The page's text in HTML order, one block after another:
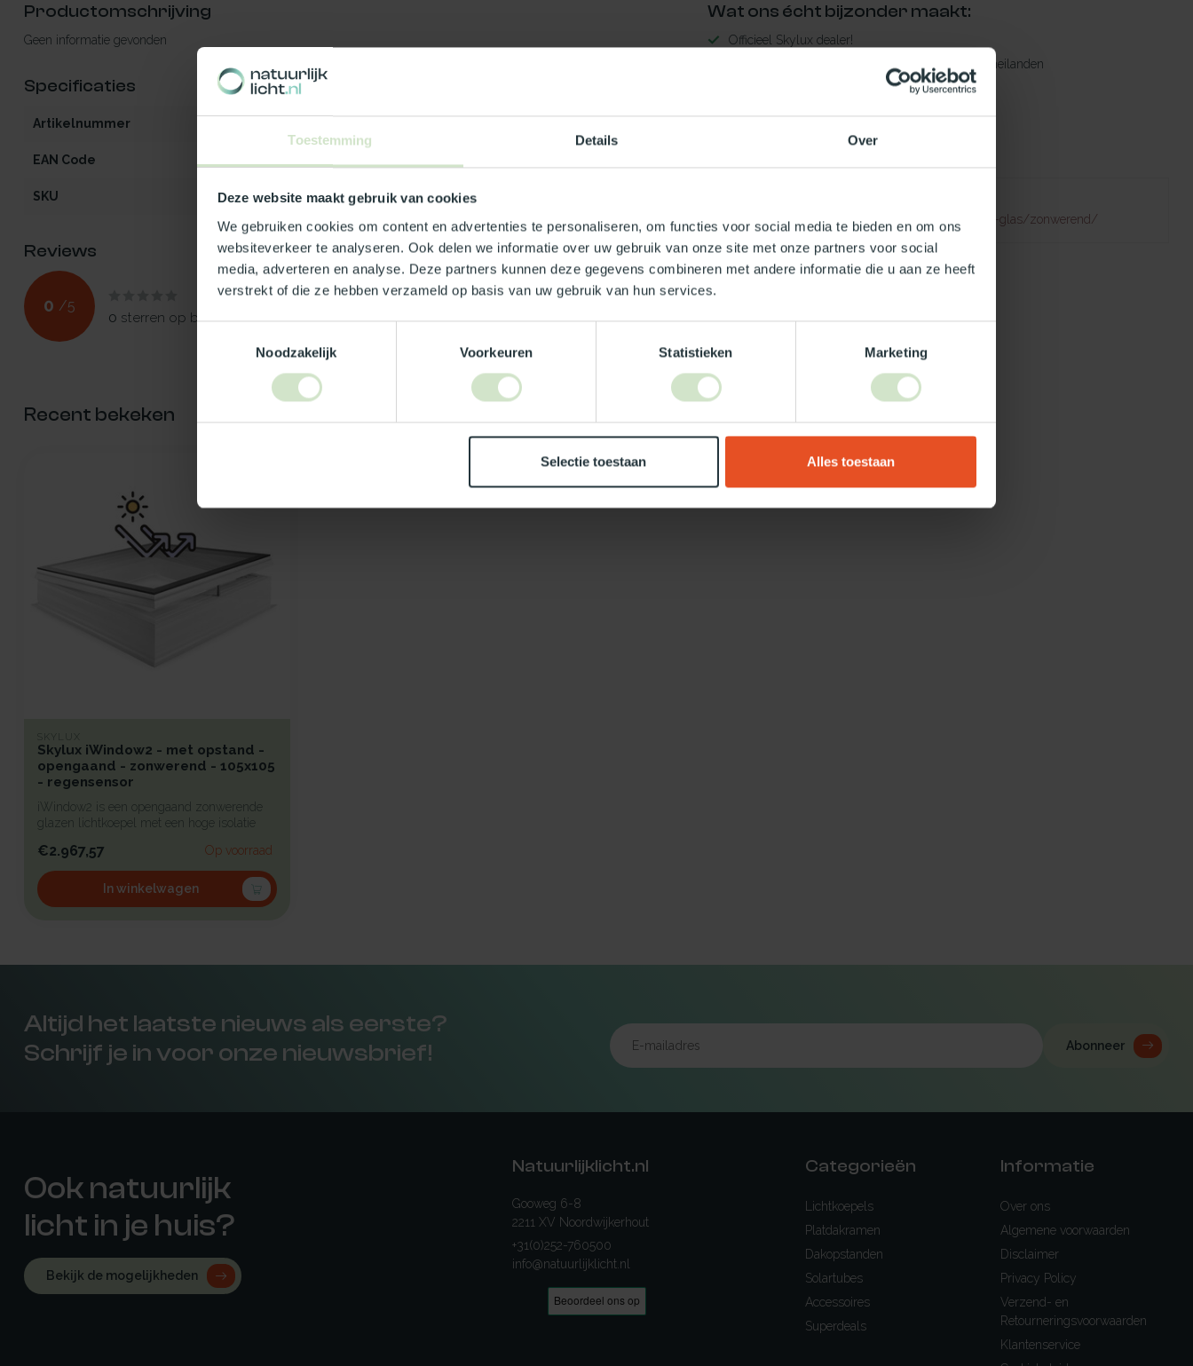
Toestemming Details Over
Deze website maakt gebruik van cookies
We gebruiken cookies om content en advertenties te personaliseren, om functies voor social media te bieden en om ons
websiteverkeer te analyseren. Ook delen we informatie over uw gebruik van onze site met onze partners voor social
media, adverteren en analyse. Deze partners kunnen deze gegevens combineren met andere informatie die u aan ze heeft
verstrekt of die ze hebben verzameld op basis van uw gebruik van hun services.
Noodzakelijk
Voorkeuren Statistieken Marketing
Selectie toestaan Alles toestaan
Productomschrijving
Geen informatie gevonden
Specificaties
Artikelnummer
EAN Code
SKU 100843
Reviews
0 /5
0 sterren op basis van0beoordelingen
Wat ons écht bijzonder maakt:
Officieel Skylux dealer!
Gratis bezorging in Nederland, m.u.v. de Waddeneilanden
https://www.natuurlijklicht.nl/platdakramen/type-glas/zonwerend/
Recent bekeken
SKYLUX
Skylux iWindow2 - met opstand -
opengaand - zonwerend - 105x105
- regensensor
iWindow2 is een opengaand zonwerende
glazen lichtkoepel met een hoge isolatie
€2.967,57 Op voorraad
In winkelwagen
Altijd het laatste nieuws als eerste?
Schrijf je in voor onze nieuwsbrief!
Abonneer
Ook natuurlijk
licht in je huis?
Bekijk de mogelijkheden
Natuurlijklicht.nl
Gooweg 6-8
2211 XV Noordwijkerhout
+31(0)252-760500
info@natuurlijklicht.nl
Categorieën
Lichtkoepels
Platdakramen
Dakopstanden
Solartubes
Accessoires
Superdeals
Informatie
Over ons
Algemene voorwaarden
Disclaimer
Privacy Policy
Verzend- en
Retourneringsvoorwaarden
Klantenservice